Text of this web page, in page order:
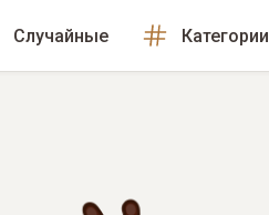
Случайные Категории